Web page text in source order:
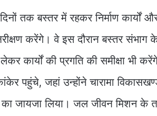
तक बस्तर में रहकर निर्माण कार्यों
करेंगे। वे इस दौरान बस्तर संभाग
कार्यों की प्रगति की समीक्षा भी
पहुंचे, जहां उन्होंने चारामा
का जायजा लिया। जल जीवन मिशन के